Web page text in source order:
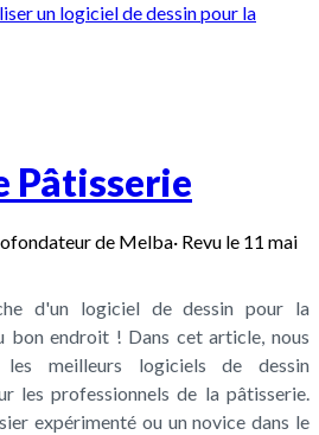
un logiciel de dessin pour la
Pâtisserie
de Melba· Revu le 11 mai
d'un logiciel de dessin pour la
bon endroit ! Dans cet article, nous
meilleurs logiciels de dessin
les professionnels de la pâtisserie.
expérimenté ou un novice dans le